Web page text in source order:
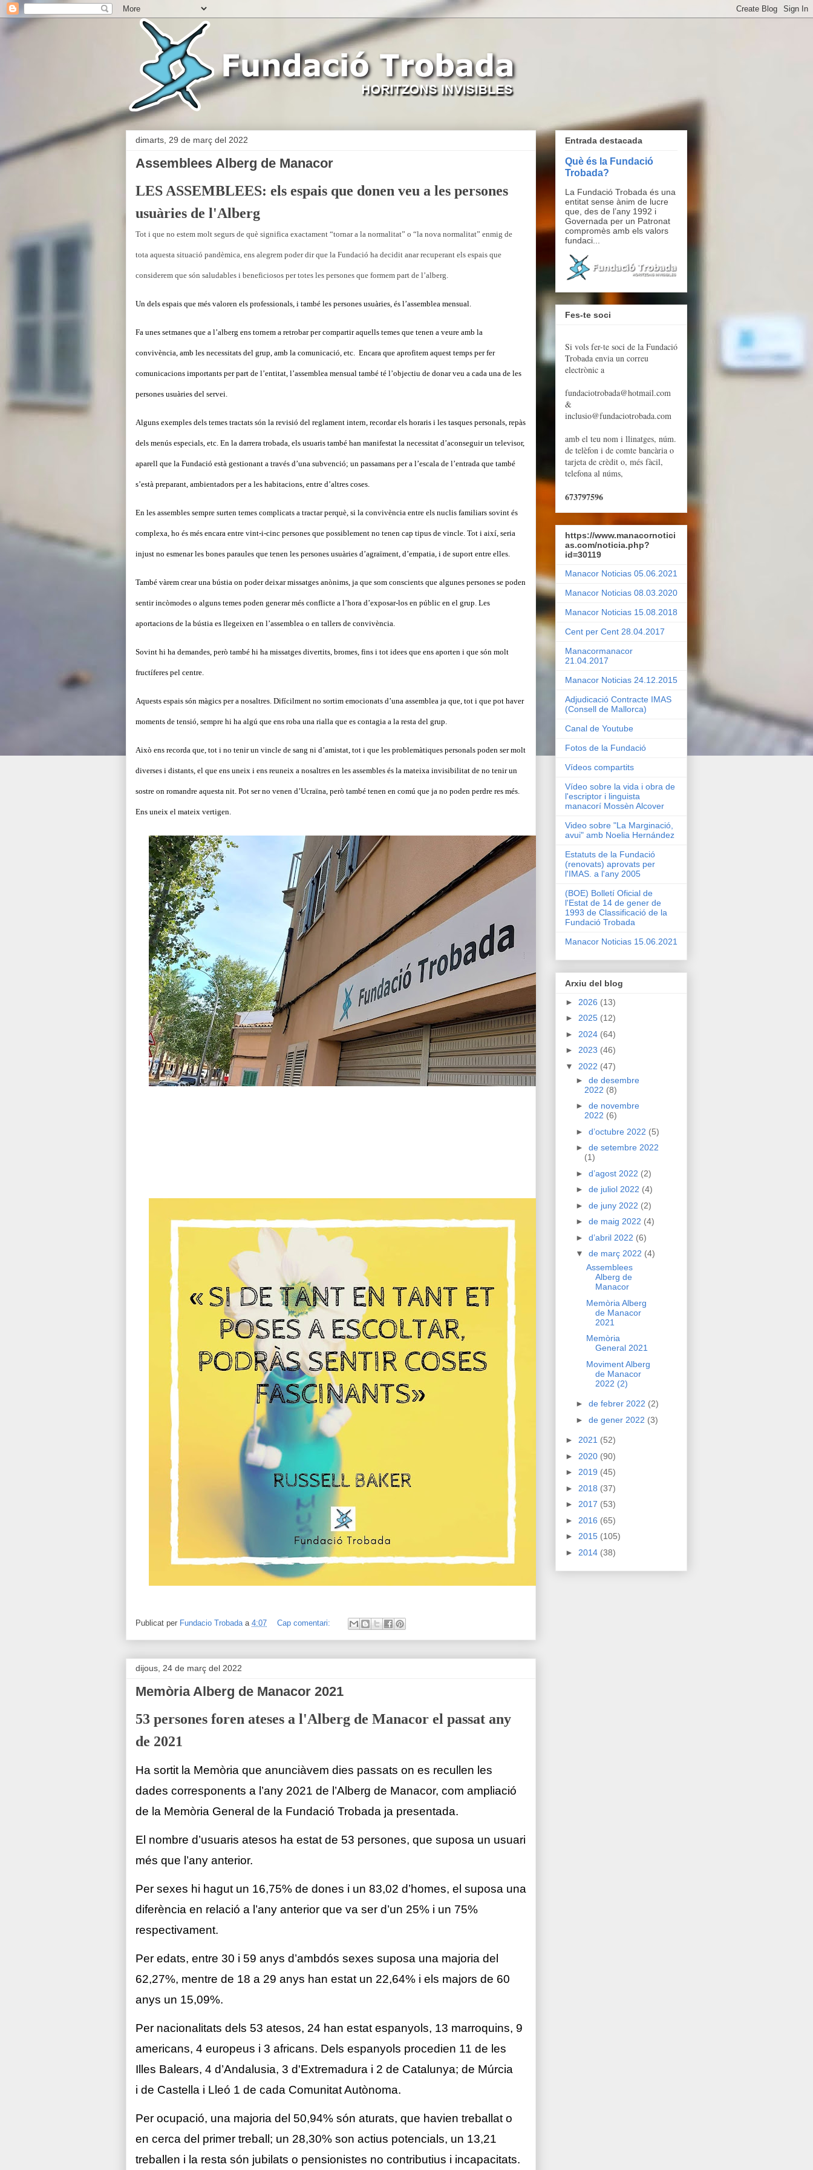
dimarts, 29 de març del 2022
Assemblees Alberg de Manacor
LES ASSEMBLEES: els espais que donen veu a les persones
usuàries de l'Alberg
Tot i que no estem molt segurs de què significa exactament “tornar a la normalitat” o “la nova normalitat” enmig de
tota aquesta situació pandèmica, ens alegrem poder dir que la Fundació ha decidit anar recuperant els espais que
considerem que són saludables i beneficiosos per totes les persones que formem part de l’alberg.
Un dels espais que més valoren els professionals, i també les persones usuàries, és l’assemblea mensual.
Fa unes setmanes que a l’alberg ens tornem a retrobar per compartir aquells temes que tenen a veure amb la
convivència, amb les necessitats del grup, amb la comunicació, etc. Encara que aprofitem aquest temps per fer
comunicacions importants per part de l’entitat, l’assemblea mensual també té l’objectiu de donar veu a cada una de les
persones usuàries del servei.
Alguns exemples dels temes tractats són la revisió del reglament intern, recordar els horaris i les tasques personals, repàs
dels menús especials, etc. En la darrera trobada, els usuaris també han manifestat la necessitat d’aconseguir un televisor,
aparell que la Fundació està gestionant a través d’una subvenció; un passamans per a l’escala de l’entrada que també
s’està preparant, ambientadors per a les habitacions, entre d’altres coses.
En les assembles sempre surten temes complicats a tractar perquè, si la convivència entre els nuclis familiars sovint és
complexa, ho és més encara entre vint-i-cinc persones que possiblement no tenen cap tipus de vincle. Tot i així, seria
injust no esmenar les bones paraules que tenen les persones usuàries d’agraïment, d’empatia, i de suport entre elles.
També vàrem crear una bústia on poder deixar missatges anònims, ja que som conscients que algunes persones se poden
sentir incòmodes o alguns temes poden generar més conflicte a l’hora d’exposar-los en públic en el grup. Les
aportacions de la bústia es llegeixen en l’assemblea o en tallers de convivència.
Sovint hi ha demandes, però també hi ha missatges divertits, bromes, fins i tot idees que ens aporten i que són molt
fructíferes pel centre.
Aquests espais són màgics per a nosaltres. Difícilment no sortim emocionats d’una assemblea ja que, tot i que pot haver
moments de tensió, sempre hi ha algú que ens roba una rialla que es contagia a la resta del grup.
Això ens recorda que, tot i no tenir un vincle de sang ni d’amistat, tot i que les problemàtiques personals poden ser molt
diverses i distants, el que ens uneix i ens reuneix a nosaltres en les assembles és la mateixa invisibilitat de no tenir un
sostre on romandre aquesta nit. Pot ser no venen d’Ucraïna, però també tenen en comú que ja no poden perdre res més.
Ens uneix el mateix vertigen.
Publicat per Fundacio Trobada a 4:07 Cap comentari:
dijous, 24 de març del 2022
Memòria Alberg de Manacor 2021
53 persones foren ateses a l'Alberg de Manacor el passat any
de 2021
Ha sortit la Memòria que anunciàvem dies passats on es recullen les
dades corresponents a l’any 2021 de l’Alberg de Manacor, com ampliació
de la Memòria General de la Fundació Trobada ja presentada.
El nombre d’usuaris atesos ha estat de 53 persones, que suposa un usuari
més que l’any anterior.
Per sexes hi hagut un 16,75% de dones i un 83,02 d’homes, el suposa una
diferència en relació a l’any anterior que va ser d’un 25% i un 75%
respectivament.
Per edats, entre 30 i 59 anys d’ambdós sexes suposa una majoria del
62,27%, mentre de 18 a 29 anys han estat un 22,64% i els majors de 60
anys un 15,09%.
Per nacionalitats dels 53 atesos, 24 han estat espanyols, 13 marroquins, 9
americans, 4 europeus i 3 africans. Dels espanyols procedien 11 de les
Illes Balears, 4 d’Andalusia, 3 d'Extremadura i 2 de Catalunya; de Múrcia
i de Castella i Lleó 1 de cada Comunitat Autònoma.
Per ocupació, una majoria del 50,94% són aturats, que havien treballat o
en cerca del primer treball; un 28,30% son actius potencials, un 13,21
treballen i la resta són jubilats o pensionistes no contributius i incapacitats.
Entrada destacada
Què és la Fundació
Trobada?
La Fundació Trobada és una
entitat sense ànim de lucre
que, des de l’any 1992 i
Governada per un Patronat
compromès amb els valors
fundaci...
Fes-te soci
Si vols fer-te soci de la Fundació
Trobada envia un correu
electrònic a
fundaciotrobada@hotmail.com
&
inclusio@fundaciotrobada.com
amb el teu nom i llinatges, núm.
de telèfon i de comte bancària o
tarjeta de crèdit o, més fàcil,
telefona al núms,
673797596
https://www.manacornotici
as.com/noticia.php?
id=30119
Manacor Noticias 05.06.2021
Manacor Noticias 08.03.2020
Manacor Noticias 15.08.2018
Cent per Cent 28.04.2017
Manacormanacor
21.04.2017
Manacor Noticias 24.12.2015
Adjudicació Contracte IMAS
(Consell de Mallorca)
Canal de Youtube
Fotos de la Fundació
Vídeos compartits
Vídeo sobre la vida i obra de
l'escriptor i linguista
manacorí Mossèn Alcover
Video sobre "La Marginació,
avui" amb Noelia Hernández
Estatuts de la Fundació
(renovats) aprovats per
l'IMAS. a l'any 2005
(BOE) Bolletí Oficial de
l'Estat de 14 de gener de
1993 de Classificació de la
Fundació Trobada
Manacor Noticias 15.06.2021
Arxiu del blog
► 2026 (13)
► 2025 (12)
► 2024 (64)
► 2023 (46)
▼ 2022 (47)
► de desembre
2022 (8)
► de novembre
2022 (6)
► d’octubre 2022 (5)
► de setembre 2022
(1)
► d’agost 2022 (2)
► de juliol 2022 (4)
► de juny 2022 (2)
► de maig 2022 (4)
► d’abril 2022 (6)
▼ de març 2022 (4)
Assemblees
Alberg de
Manacor
Memòria Alberg
de Manacor
2021
Memòria
General 2021
Moviment Alberg
de Manacor
2022 (2)
► de febrer 2022 (2)
► de gener 2022 (3)
► 2021 (52)
► 2020 (90)
► 2019 (45)
► 2018 (37)
► 2017 (53)
► 2016 (65)
► 2015 (105)
► 2014 (38)